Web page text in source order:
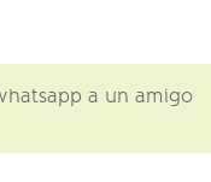
a un amigo